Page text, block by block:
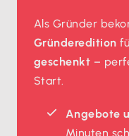
Als Gründer
Gründeredition
geschenkt –
Start.
Angebote
Minuten